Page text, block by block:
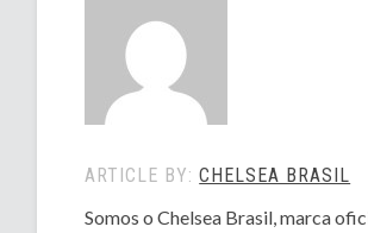
ARTICLE BY:CHELSEA BRASIL
Somos o Chelsea Brasil, marca